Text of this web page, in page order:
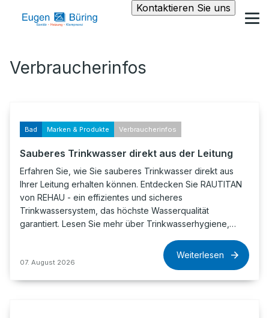
Kontaktieren Sie uns
Verbraucherinfos
Bad Marken & Produkte Verbraucherinfos
Sauberes Trinkwasser direkt aus der Leitung
Erfahren Sie, wie Sie sauberes Trinkwasser direkt aus
Ihrer Leitung erhalten können. Entdecken Sie RAUTITAN
von REHAU - ein effizientes und sicheres
Trinkwassersystem, das höchste Wasserqualität
garantiert. Lesen Sie mehr über Trinkwasserhygiene,…
07. August 2026
Weiterlesen